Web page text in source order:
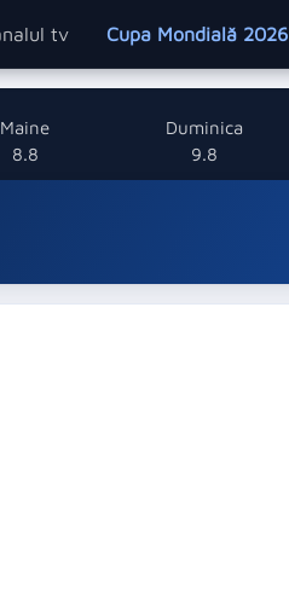
tv Cupa Mondială 2026
Maine
8.8
Duminica
9.8